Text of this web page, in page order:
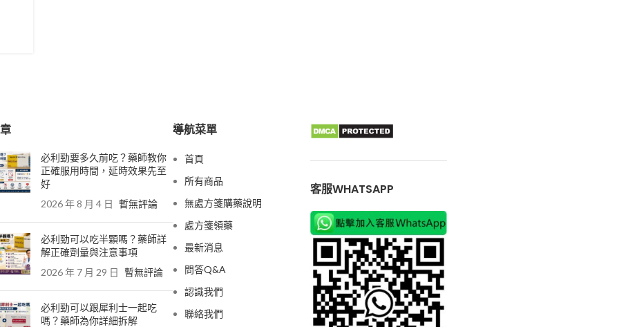
必利勁要多久前吃？藥師教你
正確服用時間，延時效果先至
好
2026 年 8 月 4 日 暫無評論
必利勁可以吃半顆嗎？藥師詳
解正確劑量與注意事項
2026 年 7 月 29 日 暫無評論
必利勁可以跟犀利士一起吃
嗎？藥師為你詳細拆解
導航菜單
首頁
所有商品
無處方箋購藥說明
處方箋領藥
最新消息
問答Q&A
認識我們
聯絡我們
客服WHATSAPP